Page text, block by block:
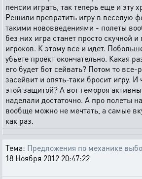
пенсии играть, так теперь еще и эту
Решили превратить игру в веселую
такими нововведениями - полеты
без них игра станет просто скучной и
игроков. К этому все и идет.
убьете проект окончательно. Какая
его будет бот сейвать? Потом то
засейвит и опять-таки бросит игру. И
этой защитой? А вот гемороя
наделали достаточно. А про полеты
вообще можно не мечтать, а самые
как раз.
Тема: Предложения по механике
18 Ноября 2012 20:47:22